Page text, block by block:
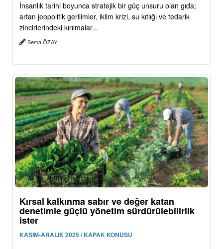
İnsanlık tarihi boyunca stratejik bir güç unsuru olan gıda;
artan jeopolitik gerilimler, iklim krizi, su kıtlığı ve tedarik
zincirlerindeki kırılmalar...
Sema ÖZAY
Kırsal kalkınma sabır ve değer katan
denetimle güçlü yönetim sürdürülebilirlik
ister
KASIM-ARALIK 2025 / KAPAK KONUSU